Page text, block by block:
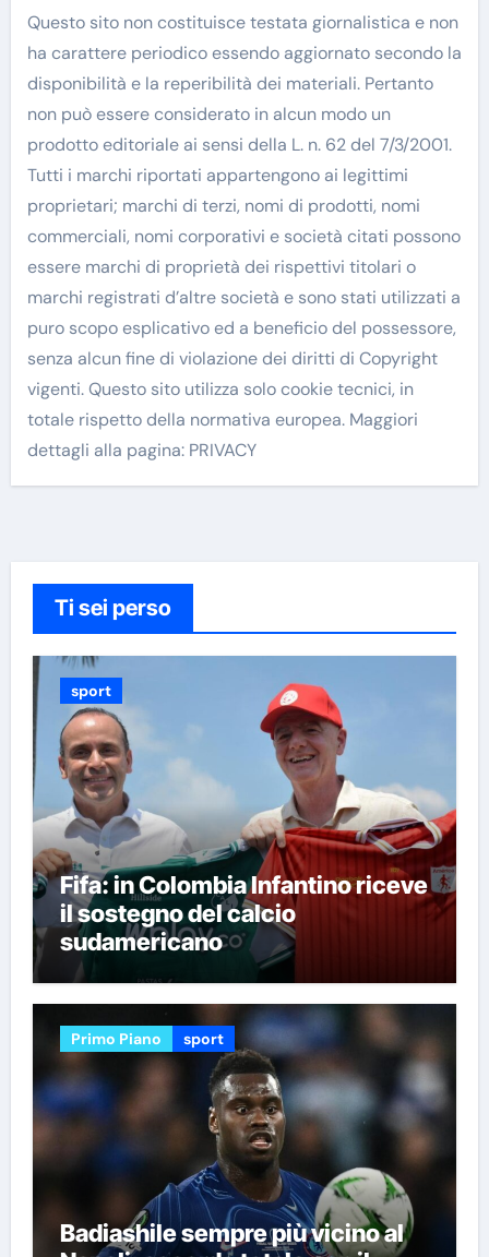
Questo sito non costituisce testata giornalistica e non
ha carattere periodico essendo aggiornato secondo la
disponibilità e la reperibilità dei materiali. Pertanto
non può essere considerato in alcun modo un
prodotto editoriale ai sensi della L. n. 62 del 7/3/2001.
Tutti i marchi riportati appartengono ai legittimi
proprietari; marchi di terzi, nomi di prodotti, nomi
commerciali, nomi corporativi e società citati possono
essere marchi di proprietà dei rispettivi titolari o
marchi registrati d’altre società e sono stati utilizzati a
puro scopo esplicativo ed a beneficio del possessore,
senza alcun fine di violazione dei diritti di Copyright
vigenti. Questo sito utilizza solo cookie tecnici, in
totale rispetto della normativa europea. Maggiori
dettagli alla pagina: PRIVACY
Ti sei perso
sport
Fifa: in Colombia Infantino riceve
il sostegno del calcio
sudamericano
Primo Piano sport
Badiashile sempre più vicino al